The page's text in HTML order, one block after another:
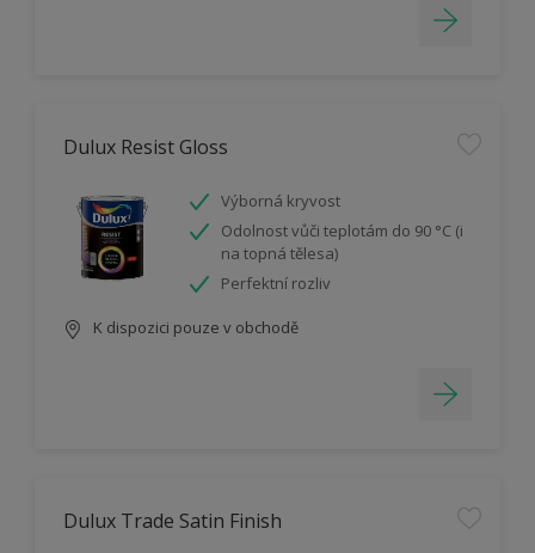
Dulux Resist Gloss
Výborná kryvost
Odolnost vůči teplotám do 90 °C (i
na topná tělesa)
Perfektní rozliv
K dispozici pouze v obchodě
Dulux Trade Satin Finish